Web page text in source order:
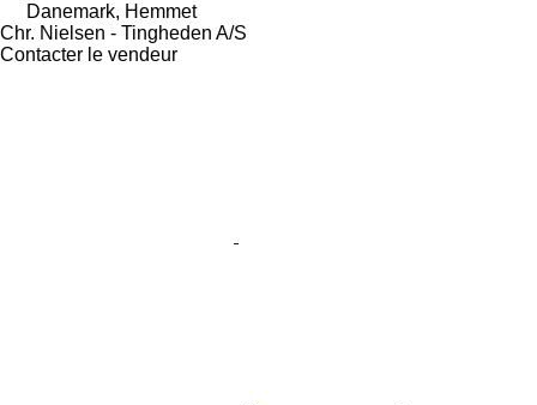
Danemark, Hemmet
Chr. Nielsen - Tingheden A/S
Contacter le vendeur